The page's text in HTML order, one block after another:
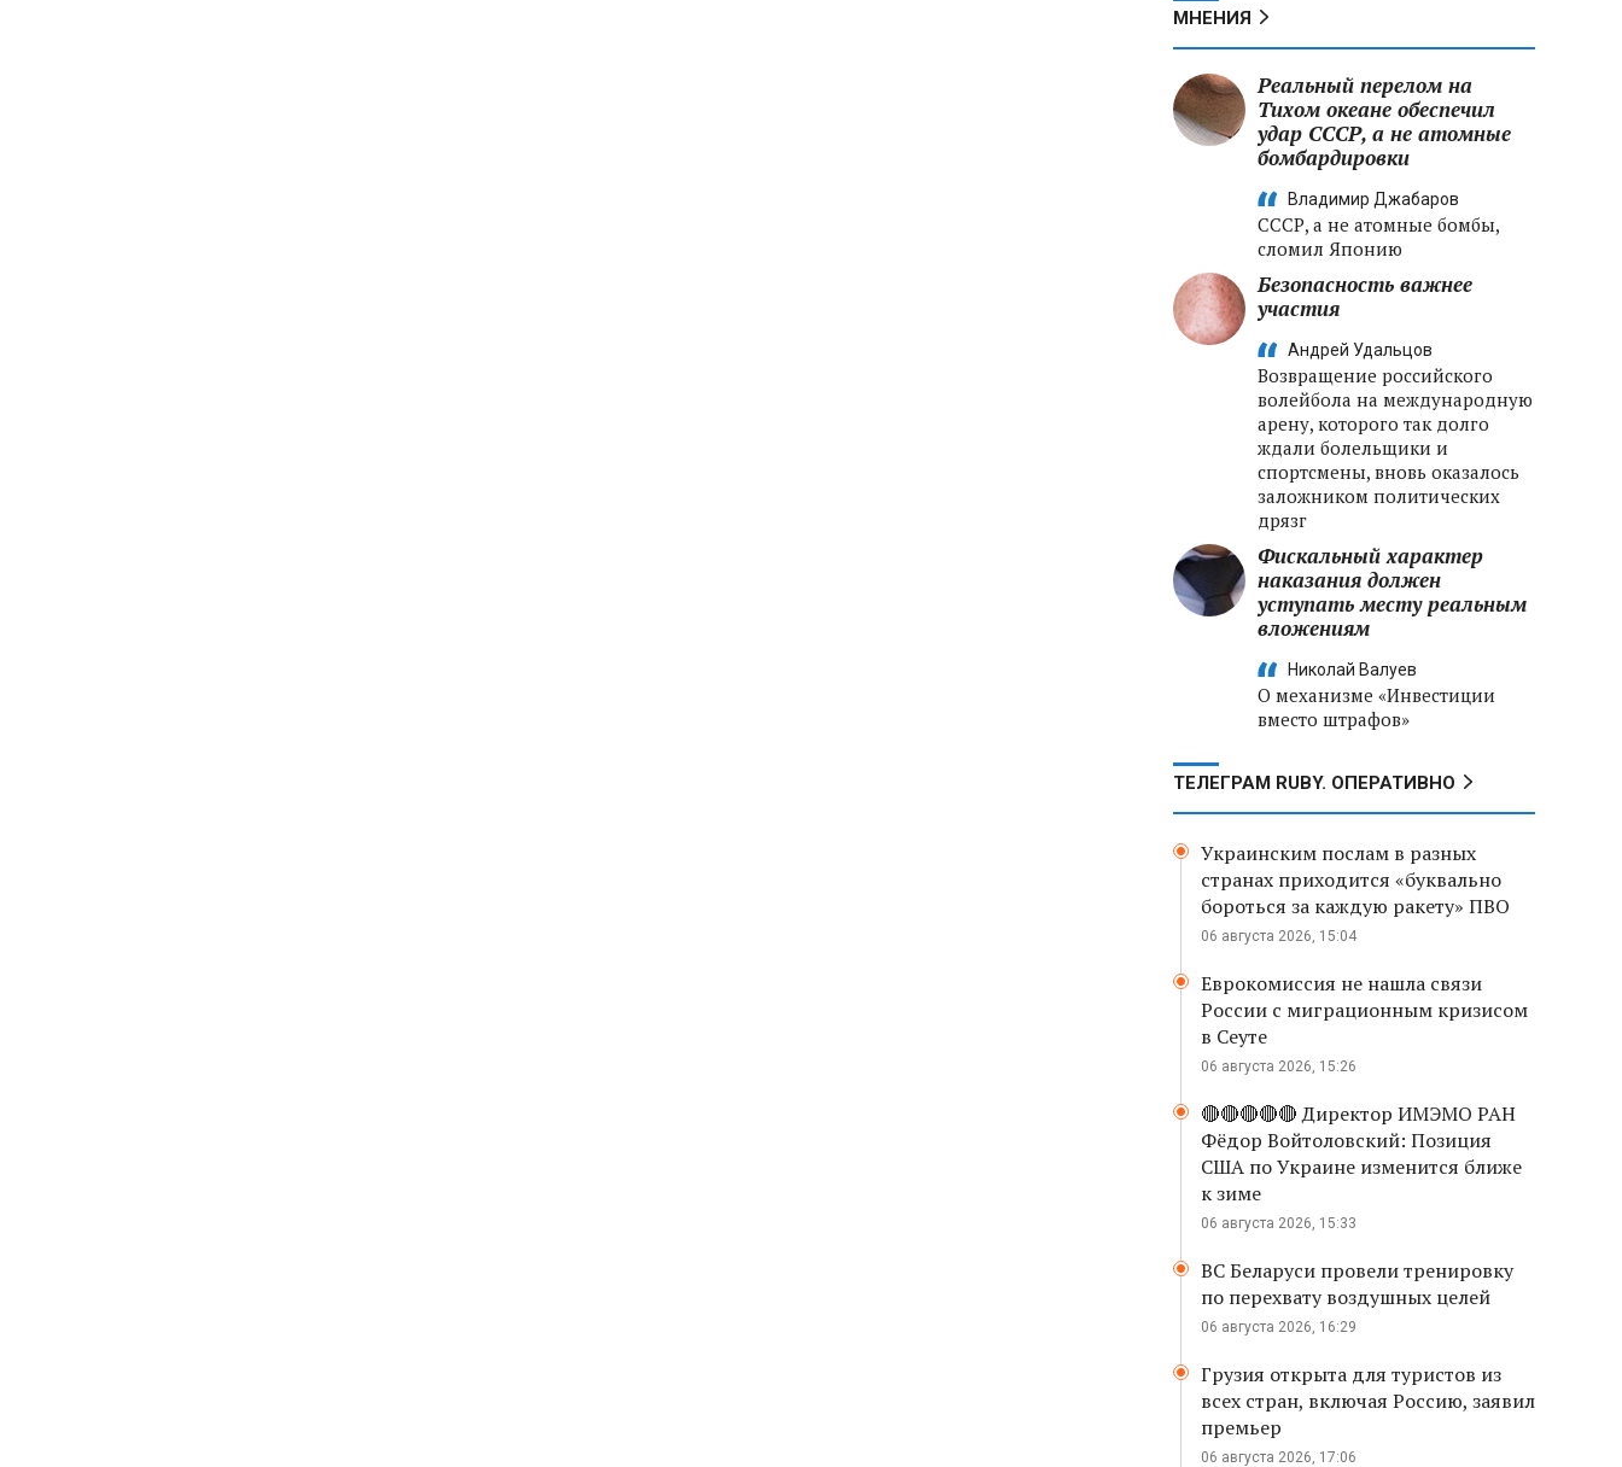
МНЕНИЯ
Реальный перелом на
Тихом океане обеспечил
удар СССР, а не атомные
бомбардировки
Владимир Джабаров
СССР, а не атомные бомбы,
сломил Японию
Безопасность важнее
участия
Андрей Удальцов
Возвращение российского
волейбола на международную
арену, которого так долго
ждали болельщики и
спортсмены, вновь оказалось
заложником политических
дрязг
Фискальный характер
наказания должен
уступать месту реальным
вложениям
Николай Валуев
О механизме «Инвестиции
вместо штрафов»
ТЕЛЕГРАМ RUBY. ОПЕРАТИВНО
Украинским послам в разных
странах приходится «буквально
бороться за каждую ракету» ПВО
06 августа 2026, 15:04
Еврокомиссия не нашла связи
России с миграционным кризисом
в Сеуте
06 августа 2026, 15:26
🔴🔴🔴🔴🔴 Директор ИМЭМО РАН
Фёдор Войтоловский: Позиция
США по Украине изменится ближе
к зиме
06 августа 2026, 15:33
ВС Беларуси провели тренировку
по перехвату воздушных целей
06 августа 2026, 16:29
Грузия открыта для туристов из
всех стран, включая Россию, заявил
премьер
06 августа 2026, 17:06